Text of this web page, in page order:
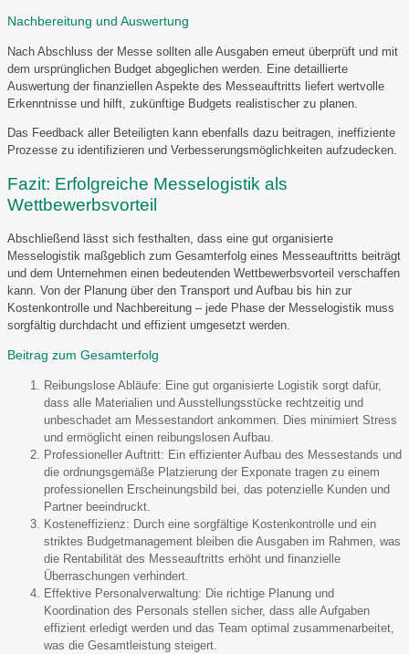
Nachbereitung und Auswertung
Nach Abschluss der Messe sollten alle Ausgaben erneut überprüft und mit
dem ursprünglichen Budget abgeglichen werden. Eine detaillierte
Auswertung der finanziellen Aspekte des Messeauftritts liefert wertvolle
Erkenntnisse und hilft, zukünftige Budgets realistischer zu planen.
Das Feedback aller Beteiligten kann ebenfalls dazu beitragen, ineffiziente
Prozesse zu identifizieren und Verbesserungsmöglichkeiten aufzudecken.
Fazit: Erfolgreiche Messelogistik als
Wettbewerbsvorteil
Abschließend lässt sich festhalten, dass eine gut organisierte
Messelogistik maßgeblich zum Gesamterfolg eines Messeauftritts beiträgt
und dem Unternehmen einen bedeutenden Wettbewerbsvorteil verschaffen
kann. Von der Planung über den Transport und Aufbau bis hin zur
Kostenkontrolle und Nachbereitung – jede Phase der Messelogistik muss
sorgfältig durchdacht und effizient umgesetzt werden.
Beitrag zum Gesamterfolg
Reibungslose Abläufe: Eine gut organisierte Logistik sorgt dafür,
dass alle Materialien und Ausstellungsstücke rechtzeitig und
unbeschadet am Messestandort ankommen. Dies minimiert Stress
und ermöglicht einen reibungslosen Aufbau.
Professioneller Auftritt: Ein effizienter Aufbau des Messestands und
die ordnungsgemäße Platzierung der Exponate tragen zu einem
professionellen Erscheinungsbild bei, das potenzielle Kunden und
Partner beeindruckt.
Kosteneffizienz: Durch eine sorgfältige Kostenkontrolle und ein
striktes Budgetmanagement bleiben die Ausgaben im Rahmen, was
die Rentabilität des Messeauftritts erhöht und finanzielle
Überraschungen verhindert.
Effektive Personalverwaltung: Die richtige Planung und
Koordination des Personals stellen sicher, dass alle Aufgaben
effizient erledigt werden und das Team optimal zusammenarbeitet,
was die Gesamtleistung steigert.